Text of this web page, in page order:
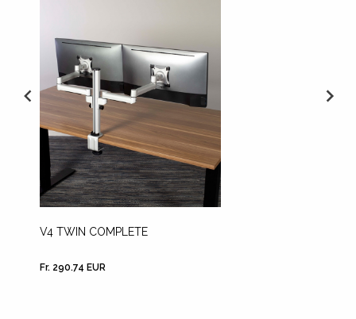
V4 TWIN COMPLETE
Fr. 290.74 EUR